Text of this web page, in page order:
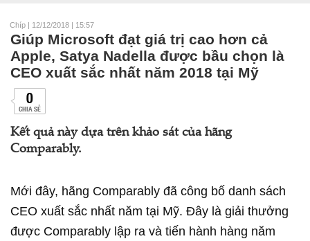
Chíp | 12/12/2018 | 15:57
Giúp Microsoft đạt giá trị cao hơn cả
Apple, Satya Nadella được bầu chọn là
CEO xuất sắc nhất năm 2018 tại Mỹ
0
CHIA SẺ
Kết quả này dựa trên khảo sát của hãng
Comparably.
Mới đây, hãng Comparably đã công bố danh sách
CEO xuất sắc nhất năm tại Mỹ. Đây là giải thưởng
được Comparably lập ra và tiến hành hàng năm